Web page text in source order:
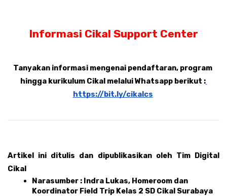
Informasi Cikal Support Center
Tanyakan informasi mengenai pendaftaran, program
hingga kurikulum Cikal melalui Whatsapp berikut :
https://bit.ly/cikalcs
Artikel ini ditulis dan dipublikasikan oleh Tim Digital
Cikal
Narasumber : Indra Lukas, Homeroom dan
Koordinator Field Trip Kelas 2 SD Cikal Surabaya